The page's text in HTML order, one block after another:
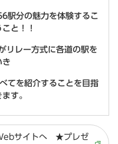
駅分の魅力を体験するこ
と！！
リレー方式に各道の駅を
き
てを紹介することを目指
す。
サイトへ ★プレゼ